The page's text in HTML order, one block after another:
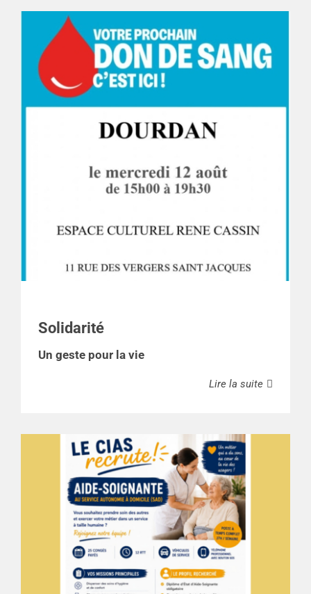
Solidarité
Un geste pour la vie
Lire la suite